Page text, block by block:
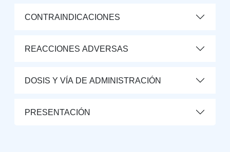
CONTRAINDICACIONES
REACCIONES ADVERSAS
DOSIS Y VÍA DE ADMINISTRACIÓN
PRESENTACIÓN